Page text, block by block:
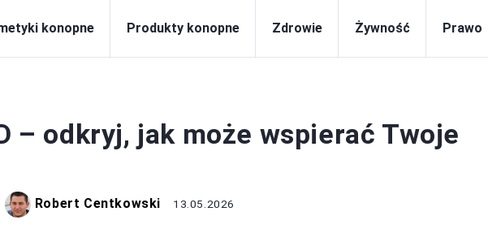
konopne Produkty konopne Zdrowie Żywność Prawo
– odkryj, jak może wspierać Twoje
Robert Centkowski 13.05.2026